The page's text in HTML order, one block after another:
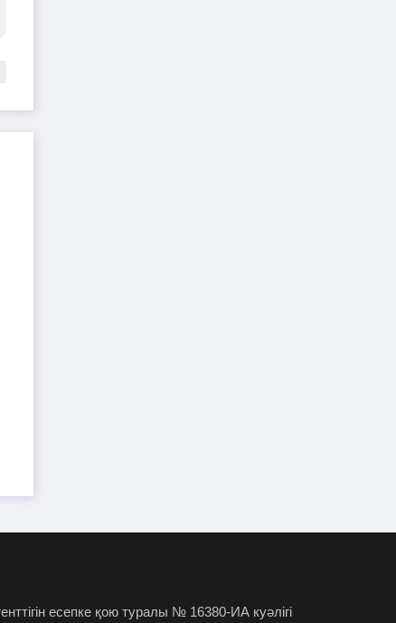
Әділетті таңдағаныма ешқашан өкінген
есепке қою туралы № 16380-ИА куәлігі